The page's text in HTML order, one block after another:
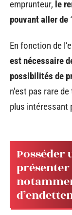
emprunteur, le
pouvant aller de
En fonction de
est nécessaire
possibilités de
n’est pas rare
plus intéressant
Posséder
présenter